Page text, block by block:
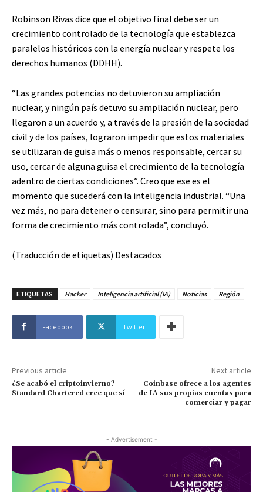
Robinson Rivas dice que el objetivo final debe ser un
crecimiento controlado de la tecnología que establezca
paralelos históricos con la energía nuclear y respete los
derechos humanos (DDHH).
“Las grandes potencias no detuvieron su ampliación
nuclear, y ningún país detuvo su ampliación nuclear, pero
llegaron a un acuerdo y, a través de la presión de la sociedad
civil y de los países, lograron impedir que estos materiales
se utilizaran de guisa más o menos responsable, cercar su
uso, cercar de alguna guisa el crecimiento de la tecnología
adentro de ciertas condiciones”. Creo que ese es el
momento que sucederá con la inteligencia industrial. “Una
vez más, no para detener o censurar, sino para permitir una
forma de crecimiento más controlada”, concluyó.
(Traducción de etiquetas) Destacados
ETIQUETAS Hacker Inteligencia artificial (IA) Noticias Región
Facebook Twitter
Previous article
¿Se acabó el criptoinvierno?
Standard Chartered cree que sí
Next article
Coinbase ofrece a los agentes
de IA sus propias cuentas para
comerciar y pagar
- Advertisement -